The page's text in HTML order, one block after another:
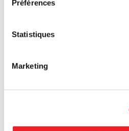
Préférences
Statistiques
Marketing